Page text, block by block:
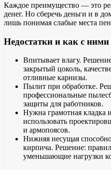
Каждое преимущество — это
денег. Но сберечь деньги и в
лишь понимая слабые места
Недостатки и как с ними
Впитывает влагу.
закрытый цоколь,
отливные карнизы.
Пылит при обработке.
профессиональные
защиты для работников.
Нужна грамотная кладка
использовать
и армопоясов.
Нижняя несущая
кирпича. Решение:
уменьшающие нагрузки